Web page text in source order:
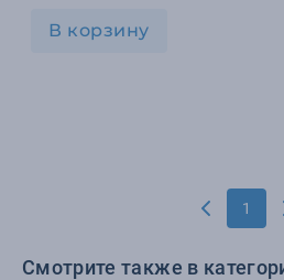
В корзину
1
Смотрите также в